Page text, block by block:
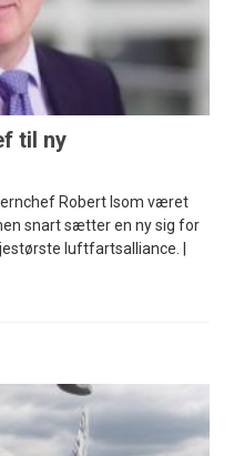
til ny
Robert Isom været
snart sætter en ny sig for
luftfartsalliance. |